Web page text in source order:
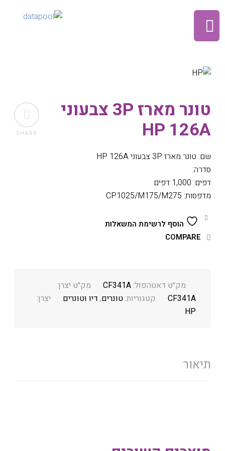
SHARE
טונר מארז 3P צבעוני
HP 126A
שם: טונר מארז 3P צבעוני HP 126A
סדרה:
דפים: 1,000 דפים
מדפסות: CP1025/M175/M275
הוסף לרשימת המשאלות
COMPARE
מק״ט דאטהפול:CF341A
מק״ט יצרן:
CF341A
קטגוריות:טונרים, דיו וטונרים
יצרן:
HP
תיאור